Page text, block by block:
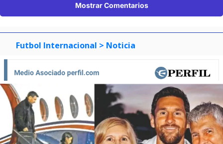
Mostrar Comentarios
Futbol Internacional > Noticia